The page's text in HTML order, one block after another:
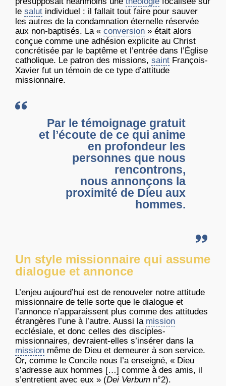
le salut individuel : il fallait tout faire pour sauver
les autres de la condamnation éternelle réservée
aux non-baptisés. La « conversion » était alors
conçue comme une adhésion explicite au Christ
concrétisée par le baptême et l’entrée dans l’Église
catholique. Le patron des missions, saint François-
Xavier fut un témoin de ce type d’attitude
missionnaire.
Par le témoignage gratuit
et l’écoute de ce qui anime
en profondeur les
personnes que nous
rencontrons,
nous annonçons la
proximité de Dieu aux
hommes.
Un style missionnaire qui assume
dialogue et annonce
L’enjeu aujourd’hui est de renouveler notre attitude
missionnaire de telle sorte que le dialogue et
l’annonce n’apparaissent plus comme des attitudes
étrangères l’une à l’autre. Aussi la mission
ecclésiale, et donc celles des disciples-
missionnaires, devraient-elles s’insérer dans la
mission même de Dieu et demeurer à son service.
Or, comme le Concile nous l’a enseigné, « Dieu
s’adresse aux hommes […] comme à des amis, il
s’entretient avec eux » (Dei Verbum n°2).